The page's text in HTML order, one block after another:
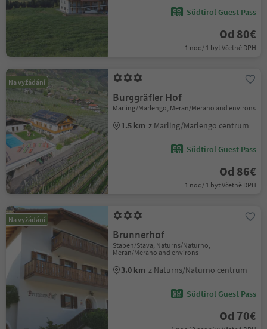
Südtirol Guest Pass
Od 80€
1 noc / 1 byt Včetně DPH
Na vyžádání
Burggräfler Hof
Marling/Marlengo, Meran/Merano and environs
1.5 km z Marling/Marlengo centrum
Südtirol Guest Pass
Od 86€
1 noc / 1 byt Včetně DPH
Na vyžádání
Brunnerhof
Staben/Stava, Naturns/Naturno,
Meran/Merano and environs
3.0 km z Naturns/Naturno centrum
Südtirol Guest Pass
Od 70€